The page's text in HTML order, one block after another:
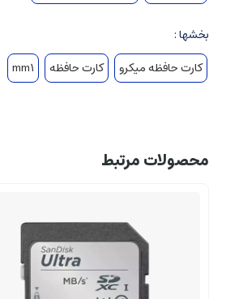
بخشها :
کارت حافظه میکرو
کارت حافظه mm1
محصولات مرتبط